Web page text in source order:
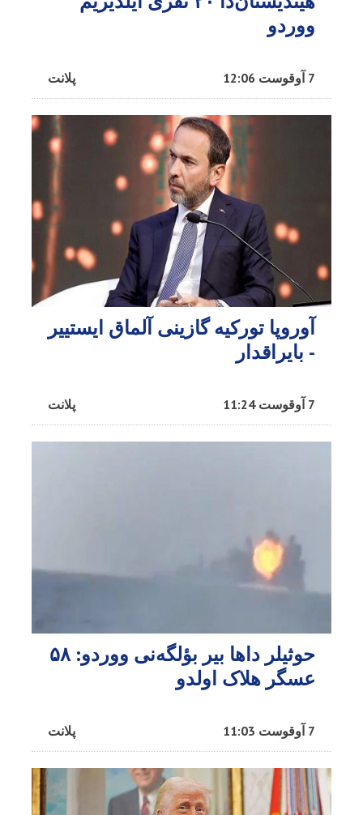
ووردو
پلانت 7 آوقوست 12:06
آوروپا تورکیه گازینی آلماق ایستییر
- بایراقدار
پلانت 7 آوقوست 11:24
حوثیلر داها بیر بؤلگه‌نی ووردو: ۵۸
عسگر هلاک اولدو
پلانت 7 آوقوست 11:03